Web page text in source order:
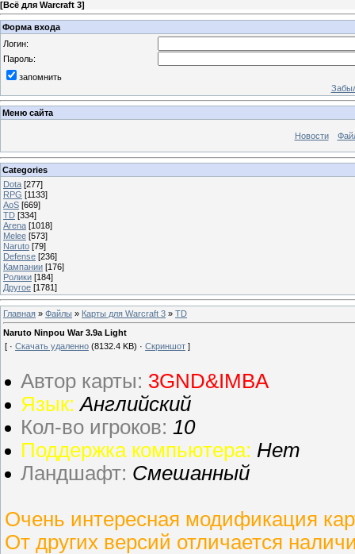
[Всё для Warcraft 3]
Форма входа
Логин:
Пароль:
запомнить
Меню сайта
Новости
Categories
Dota [277]
RPG [1133]
AoS [669]
TD [334]
Arena [1018]
Melee [573]
Naruto [79]
Defense [236]
Кампании [176]
Ролики [184]
Другое [1781]
Главная » Файлы » Карты для Warcraft 3 » TD
Naruto Ninpou War 3.9a Light
[ · Скачать удаленно (8132.4 KB) · Скриншот ]
Автор карты: 3GND&IMBA
Язык: Английский
Кол-во игроков: 10
Поддержка компьютера: Нет
Ландшафт: Смешанный
Очень интересная модификация
От других версий отличается